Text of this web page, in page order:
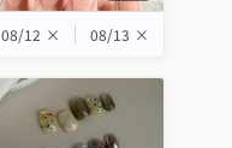
08/12 × 08/13 ×